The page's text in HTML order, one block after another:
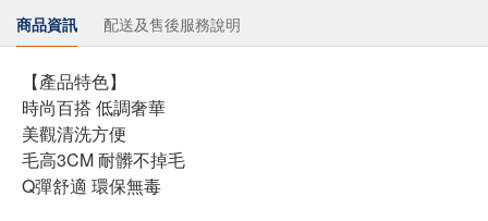
商品資訊 配送及售後服務說明
【產品特色】
時尚百搭 低調奢華
美觀清洗方便
毛高3CM 耐髒不掉毛
Q彈舒適 環保無毒